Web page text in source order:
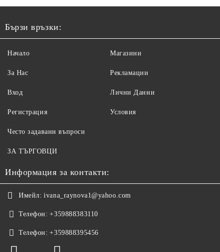
Бързи връзки:
Начало
За Нас
Вход
Регистрация
Магазини
Рекламации
Лични Данни
Условия
Често задавани въпроси
ЗА ТЪРГОВЦИ
Информация за контакти:
Имейл: ivana_raynova1@yahoo.com
Телефон: +359888383110
Телефон: +359888395456